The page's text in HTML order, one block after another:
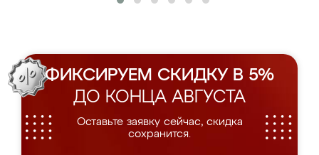
ФИКСИРУЕМ СКИДКУ В 5%
ДО КОНЦА АВГУСТА
Оставьте заявку сейчас, скидка
сохранится.